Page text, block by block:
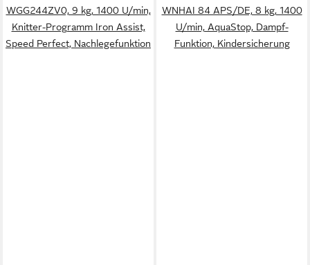
WGG244ZV0, 9 kg, 1400 U/min,
Knitter-Programm Iron Assist,
Speed Perfect, Nachlegefunktion
WNHAI 84 APS/DE, 8 kg, 1400
U/min, AquaStop, Dampf-
Funktion, Kindersicherung